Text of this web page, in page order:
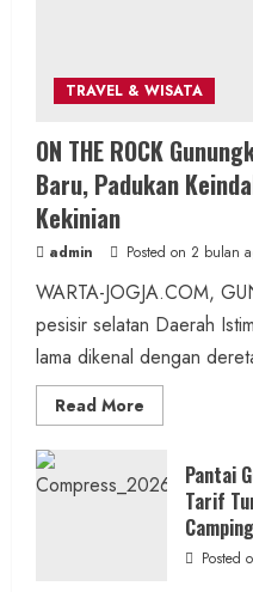
Berita Jateng
Kebakaran
SD Negeri 1
Lakukan Olah TKP
admin Posted on 10
1 MIN READ
Lomba
Merayakan HUT
Memperkokoh
TRAVEL & WISATA
ON THE ROCK
Baru, Padukan
Kekinian
admin Posted on 2 bulan
WARTA-JOGJA.COM,
pesisir selatan Daerah
lama dikenal dengan
Read More
more
THE
ROCK
Gunungkidul
Hadirkan
Konsep
Pantai
Tarif
Posted